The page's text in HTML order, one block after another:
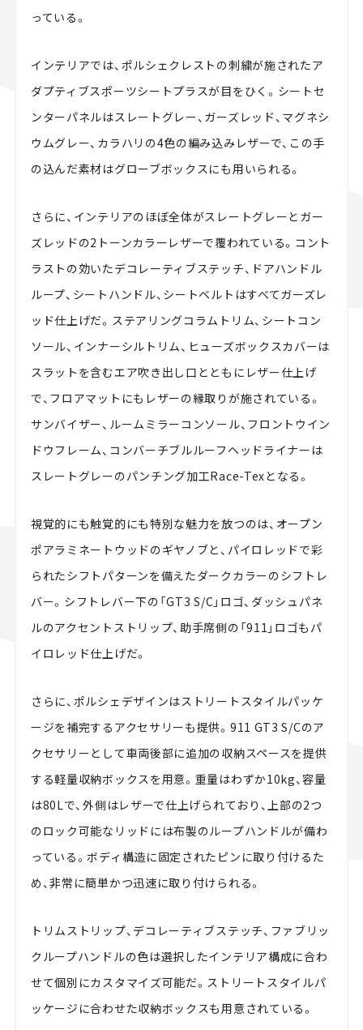
っている。
インテリアでは、ポルシェクレストの刺繍が施されたア
ダプティブスポーツシートプラスが目をひく。シートセ
ンターパネルはスレートグレー、ガーズレッド、マグネシ
ウムグレー、カラハリの4色の編み込みレザーで、この手
の込んだ素材はグローブボックスにも用いられる。
さらに、インテリアのほぼ全体がスレートグレーとガー
ズレッドの2トーンカラーレザーで覆われている。コント
ラストの効いたデコレーティブステッチ、ドアハンドル
ループ、シートハンドル、シートベルトはすべてガーズレ
ッド仕上げだ。ステアリングコラムトリム、シートコン
ソール、インナーシルトリム、ヒューズボックスカバーは
スラットを含むエア吹き出し口とともにレザー仕上げ
で、フロアマットにもレザーの縁取りが施されている。
サンバイザー、ルームミラーコンソール、フロントウイン
ドウフレーム、コンバーチブルルーフヘッドライナーは
スレートグレーのパンチング加工Race-Texとなる。
視覚的にも触覚的にも特別な魅力を放つのは、オープン
ポアラミネートウッドのギヤノブと、パイロレッドで彩
られたシフトパターンを備えたダークカラーのシフトレ
バー。シフトレバー下の「GT3 S/C」ロゴ、ダッシュパネ
ルのアクセントストリップ、助手席側の「911」ロゴもパ
イロレッド仕上げだ。
さらに、ポルシェデザインはストリートスタイルパッケ
ージを補完するアクセサリーも提供。911 GT3 S/Cのア
クセサリーとして車両後部に追加の収納スペースを提供
する軽量収納ボックスを用意。重量はわずか10kg、容量
は80Lで、外側はレザーで仕上げられており、上部の2つ
のロック可能なリッドには布製のループハンドルが備わ
っている。ボディ構造に固定されたピンに取り付けるた
め、非常に簡単かつ迅速に取り付けられる。
トリムストリップ、デコレーティブステッチ、ファブリッ
クループハンドルの色は選択したインテリア構成に合わ
せて個別にカスタマイズ可能だ。ストリートスタイルパ
ッケージに合わせた収納ボックスも用意されている。